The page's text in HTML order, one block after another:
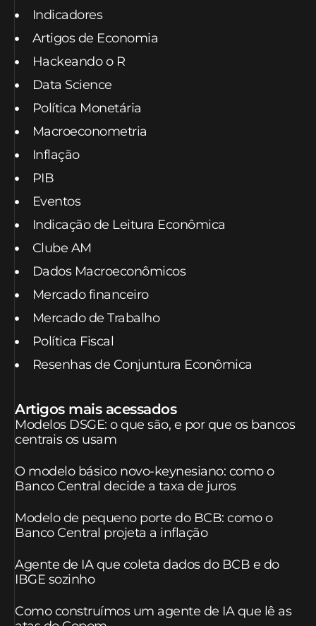
Indicadores
Artigos de Economia
Hackeando o R
Data Science
Política Monetária
Macroeconometria
Inflação
PIB
Eventos
Indicação de Leitura Econômica
Clube AM
Dados Macroeconômicos
Mercado financeiro
Mercado de Trabalho
Política Fiscal
Resenhas de Conjuntura Econômica
Artigos mais acessados
Modelos DSGE: o que são, e por que os bancos
centrais os usam
O modelo básico novo-keynesiano: como o
Banco Central decide a taxa de juros
Modelo de pequeno porte do BCB: como o
Banco Central projeta a inflação
Agente de IA que coleta dados do BCB e do
IBGE sozinho
Como construímos um agente de IA que lê as